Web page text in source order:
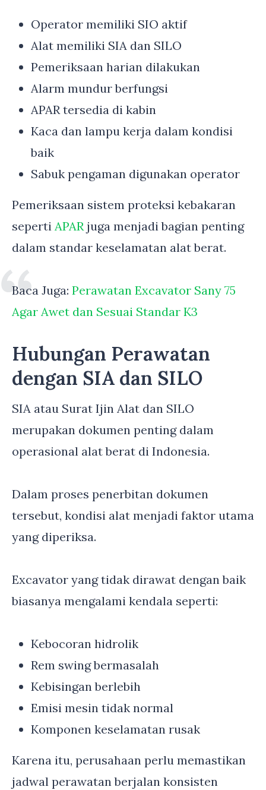
Operator memiliki SIO aktif
Alat memiliki SIA dan SILO
Pemeriksaan harian dilakukan
Alarm mundur berfungsi
APAR tersedia di kabin
Kaca dan lampu kerja dalam kondisi
baik
Sabuk pengaman digunakan operator
Pemeriksaan sistem proteksi kebakaran
seperti APARjuga menjadi bagian penting
dalam standar keselamatan alat berat.
Baca Juga: Perawatan Excavator Sany 75
Agar Awet dan Sesuai Standar K3
Hubungan Perawatan
dengan SIA dan SILO
SIA atau Surat Ijin Alat dan SILO
merupakan dokumen penting dalam
operasional alat berat di Indonesia.
Dalam proses penerbitan dokumen
tersebut, kondisi alat menjadi faktor utama
yang diperiksa.
Excavator yang tidak dirawat dengan baik
biasanya mengalami kendala seperti:
Kebocoran hidrolik
Rem swing bermasalah
Kebisingan berlebih
Emisi mesin tidak normal
Komponen keselamatan rusak
Karena itu, perusahaan perlu memastikan
jadwal perawatan berjalan konsisten